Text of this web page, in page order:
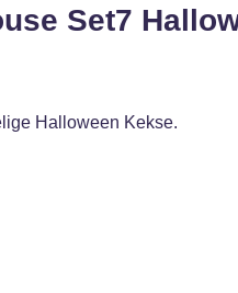
Set7
Halloween Kekse.